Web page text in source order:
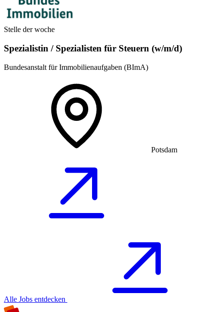
Stelle der woche
Spezialistin / Spezialisten für Steuern (w/m/d)
Bundesanstalt für Immobilienaufgaben (BImA)
Potsdam
Alle Jobs entdecken